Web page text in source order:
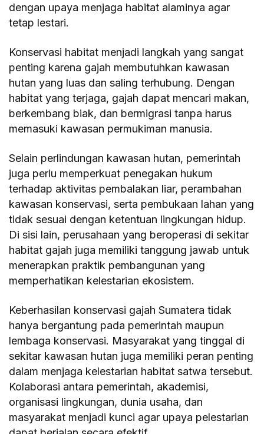
dengan upaya menjaga habitat alaminya agar
tetap lestari.
Konservasi habitat menjadi langkah yang sangat
penting karena gajah membutuhkan kawasan
hutan yang luas dan saling terhubung. Dengan
habitat yang terjaga, gajah dapat mencari makan,
berkembang biak, dan bermigrasi tanpa harus
memasuki kawasan permukiman manusia.
Selain perlindungan kawasan hutan, pemerintah
juga perlu memperkuat penegakan hukum
terhadap aktivitas pembalakan liar, perambahan
kawasan konservasi, serta pembukaan lahan yang
tidak sesuai dengan ketentuan lingkungan hidup.
Di sisi lain, perusahaan yang beroperasi di sekitar
habitat gajah juga memiliki tanggung jawab untuk
menerapkan praktik pembangunan yang
memperhatikan kelestarian ekosistem.
Keberhasilan konservasi gajah Sumatera tidak
hanya bergantung pada pemerintah maupun
lembaga konservasi. Masyarakat yang tinggal di
sekitar kawasan hutan juga memiliki peran penting
dalam menjaga kelestarian habitat satwa tersebut.
Kolaborasi antara pemerintah, akademisi,
organisasi lingkungan, dunia usaha, dan
masyarakat menjadi kunci agar upaya pelestarian